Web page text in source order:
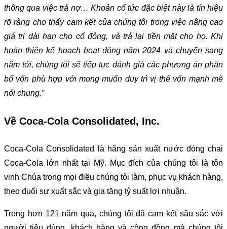
thông qua việc trả nợ… Khoản cổ tức đặc biệt này là tín hiệu
rõ ràng cho thấy cam kết của chúng tôi trong việc nâng cao
giá trị dài hạn cho cổ đông, và trả lại tiền mặt cho họ. Khi
hoàn thiện kế hoạch hoạt động năm 2024 và chuyển sang
năm tới, chúng tôi sẽ tiếp tục đánh giá các phương án phân
bổ vốn phù hợp với mong muốn duy trì vị thế vốn mạnh mẽ
nói chung.”
Về Coca-Cola Consolidated, Inc.
Coca-Cola Consolidated là hãng sản xuất nước đóng chai
Coca-Cola lớn nhất tại Mỹ. Mục đích của chúng tôi là tôn
vinh Chúa trong mọi điều chúng tôi làm, phục vụ khách hàng,
theo đuổi sự xuất sắc và gia tăng tỷ suất lợi nhuận.
Trong hơn 121 năm qua, chúng tôi đã cam kết sâu sắc với